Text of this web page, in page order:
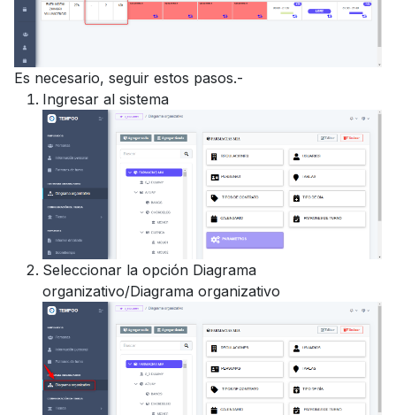
Es necesario, seguir estos pasos.-
Ingresar al sistema
Seleccionar la opción Diagrama
organizativo/Diagrama organizativo